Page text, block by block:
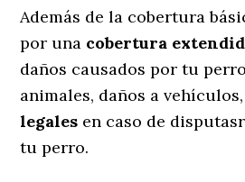
Además de la cobertura
por una cobertura
daños causados por tu
animales, daños a
legales en caso de
tu perro.